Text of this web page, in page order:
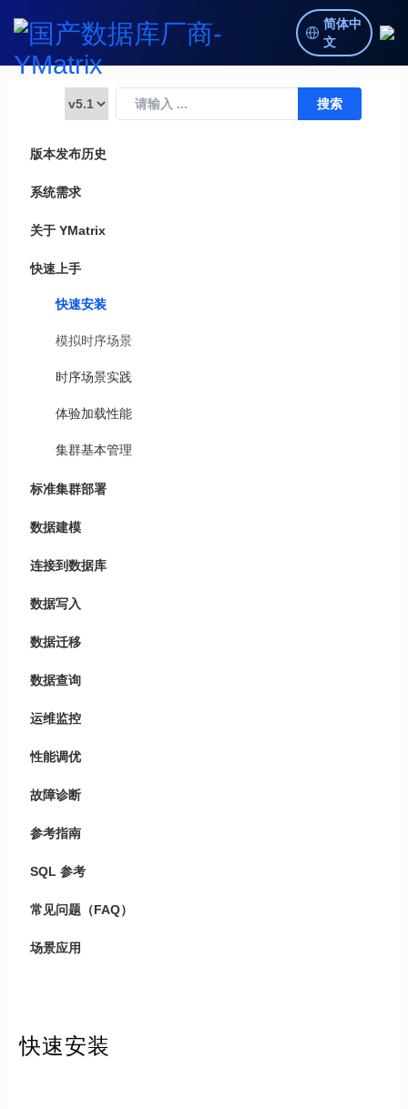
简体中
文
版本发布历史
系统需求
关于 YMatrix
快速上手
快速安装
模拟时序场景
时序场景实践
体验加载性能
集群基本管理
标准集群部署
数据建模
连接到数据库
数据写入
数据迁移
数据查询
运维监控
性能调优
故障诊断
参考指南
SQL 参考
常见问题（FAQ）
场景应用
快速安装